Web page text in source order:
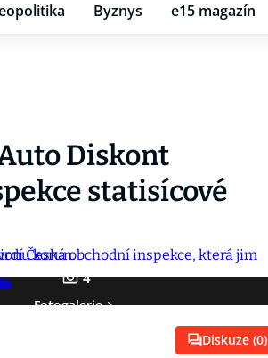
Byznys e15 magazín
Diskont
statisícové
4
Fotogalerie
Diskuze (0)